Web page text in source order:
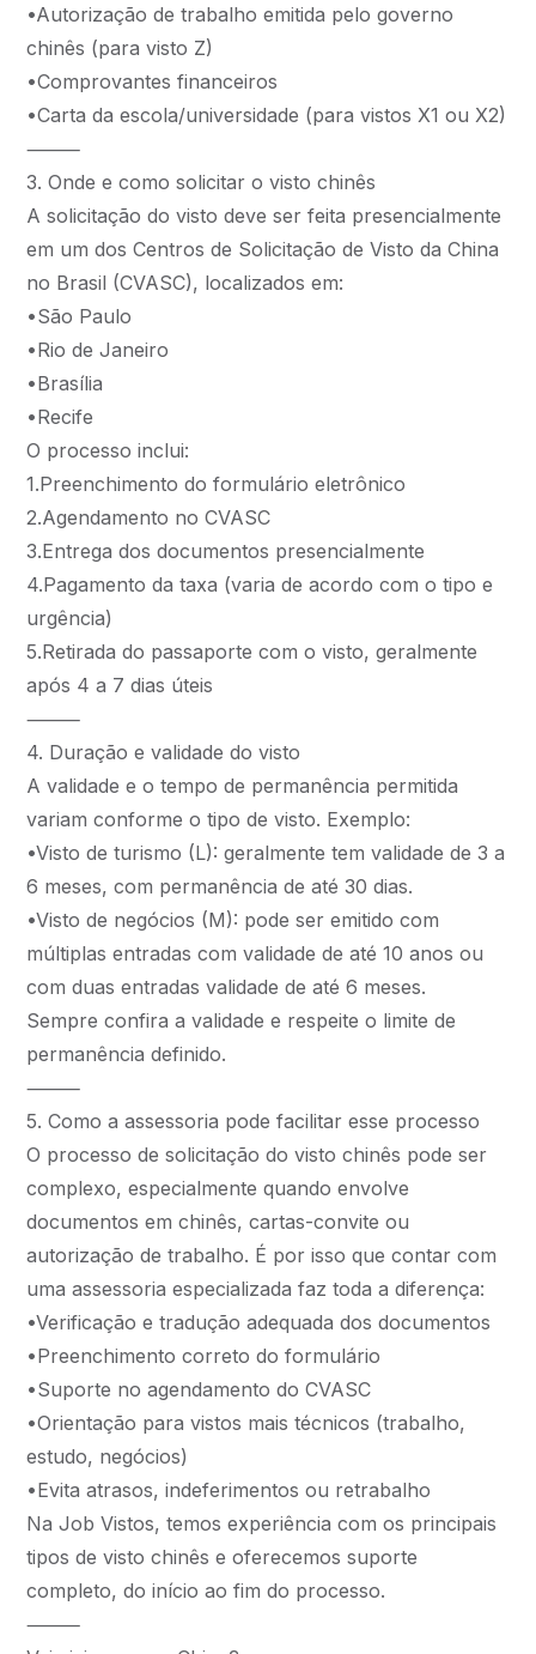
•Autorização de trabalho emitida pelo governo
chinês (para visto Z)
•Comprovantes financeiros
•Carta da escola/universidade (para vistos X1 ou X2)
⸻
3. Onde e como solicitar o visto chinês
A solicitação do visto deve ser feita presencialmente
em um dos Centros de Solicitação de Visto da China
no Brasil (CVASC), localizados em:
•São Paulo
•Rio de Janeiro
•Brasília
•Recife
O processo inclui:
1.Preenchimento do formulário eletrônico
2.Agendamento no CVASC
3.Entrega dos documentos presencialmente
4.Pagamento da taxa (varia de acordo com o tipo e
urgência)
5.Retirada do passaporte com o visto, geralmente
após 4 a 7 dias úteis
⸻
4. Duração e validade do visto
A validade e o tempo de permanência permitida
variam conforme o tipo de visto. Exemplo:
•Visto de turismo (L): geralmente tem validade de 3 a
6 meses, com permanência de até 30 dias.
•Visto de negócios (M): pode ser emitido com
múltiplas entradas com validade de até 10 anos ou
com duas entradas validade de até 6 meses.
Sempre confira a validade e respeite o limite de
permanência definido.
⸻
5. Como a assessoria pode facilitar esse processo
O processo de solicitação do visto chinês pode ser
complexo, especialmente quando envolve
documentos em chinês, cartas-convite ou
autorização de trabalho. É por isso que contar com
uma assessoria especializada faz toda a diferença:
•Verificação e tradução adequada dos documentos
•Preenchimento correto do formulário
•Suporte no agendamento do CVASC
•Orientação para vistos mais técnicos (trabalho,
estudo, negócios)
•Evita atrasos, indeferimentos ou retrabalho
Na Job Vistos, temos experiência com os principais
tipos de visto chinês e oferecemos suporte
completo, do início ao fim do processo.
⸻